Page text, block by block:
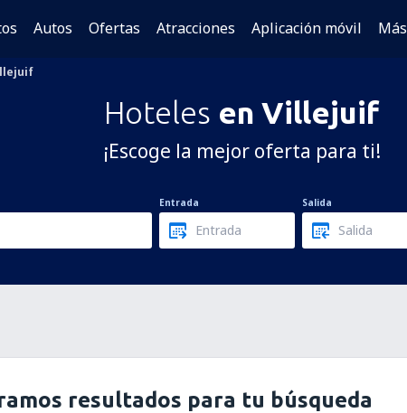
Autos Ofertas Atracciones Aplicación móvil Más
Hoteles en Villejuif
¡Escoge la mejor oferta para ti!
Entrada Salida
resultados para tu búsqueda